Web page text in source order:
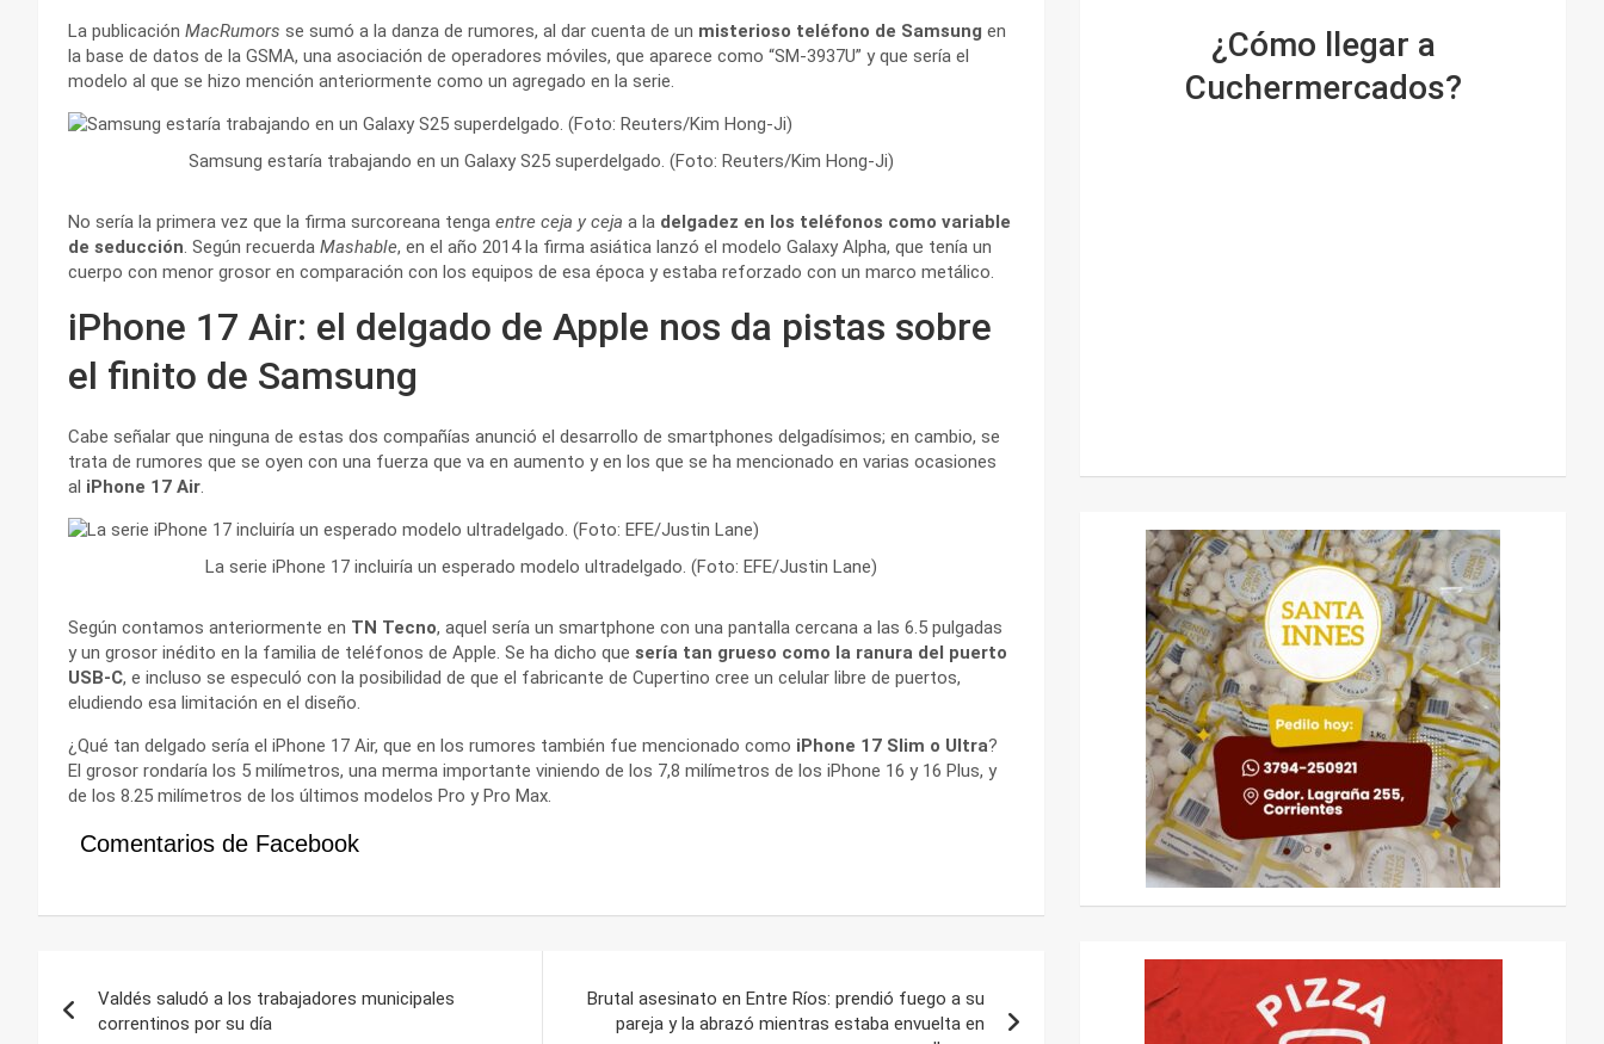
La publicación MacRumors se sumó a la danza de rumores, al dar cuenta de un misterioso teléfono de Samsung en
la base de datos de la GSMA, una asociación de operadores móviles, que aparece como “SM-3937U” y que sería el
modelo al que se hizo mención anteriormente como un agregado en la serie.
Samsung estaría trabajando en un Galaxy S25 superdelgado. (Foto: Reuters/Kim Hong-Ji)
No sería la primera vez que la firma surcoreana tenga entre ceja y ceja a la delgadez en los teléfonos como variable
de seducción. Según recuerda Mashable, en el año 2014 la firma asiática lanzó el modelo Galaxy Alpha, que tenía un
cuerpo con menor grosor en comparación con los equipos de esa época y estaba reforzado con un marco metálico.
iPhone 17 Air: el delgado de Apple nos da pistas sobre
el finito de Samsung
Cabe señalar que ninguna de estas dos compañías anunció el desarrollo de smartphones delgadísimos; en cambio, se
trata de rumores que se oyen con una fuerza que va en aumento y en los que se ha mencionado en varias ocasiones
al iPhone 17 Air.
La serie iPhone 17 incluiría un esperado modelo ultradelgado. (Foto: EFE/Justin Lane)
Según contamos anteriormente en TN Tecno, aquel sería un smartphone con una pantalla cercana a las 6.5 pulgadas
y un grosor inédito en la familia de teléfonos de Apple. Se ha dicho que sería tan grueso como la ranura del puerto
USB-C, e incluso se especuló con la posibilidad de que el fabricante de Cupertino cree un celular libre de puertos,
eludiendo esa limitación en el diseño.
¿Qué tan delgado sería el iPhone 17 Air, que en los rumores también fue mencionado como iPhone 17 Slim o Ultra?
El grosor rondaría los 5 milímetros, una merma importante viniendo de los 7,8 milímetros de los iPhone 16 y 16 Plus, y
de los 8.25 milímetros de los últimos modelos Pro y Pro Max.
Comentarios de Facebook
de
Valdés saludó a los trabajadores municipales
correntinos por su día
Brutal asesinato en Entre Ríos: prendió fuego a su
pareja y la abrazó mientras estaba envuelta en
¿Cómo llegar a
Cuchermercados?